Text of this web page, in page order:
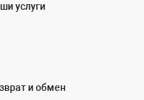
услуги
и обмен